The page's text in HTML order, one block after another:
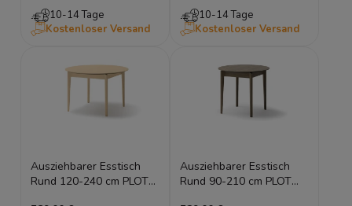
10-14 Tage
Kostenloser Versand
10-14 Tage
Kostenloser Versand
Ausziehbarer Esstisch
Rund 120-240 cm PLOT
Ausziehbarer Esstisch
Rund 90-210 cm PLOT